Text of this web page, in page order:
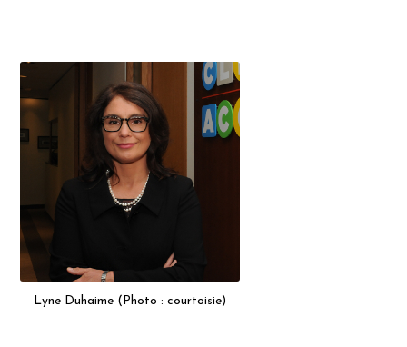
Lyne Duhaime (Photo : courtoisie)